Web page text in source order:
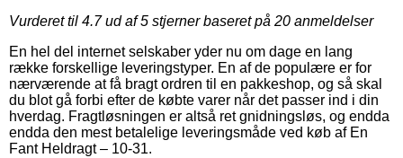
Vurderet til 4.7ud af 5 stjerner baseret på 20 anmeldelser
En hel del internet selskaber yder nu om dage en lang
række forskellige leveringstyper. En af de populære er for
nærværende at få bragt ordren til en pakkeshop, og så skal
du blot gå forbi efter de købte varer når det passer ind i din
hverdag. Fragtløsningen er altså ret gnidningsløs, og endda
endda den mest betalelige leveringsmåde ved køb af En
Fant Heldragt – 10-31.